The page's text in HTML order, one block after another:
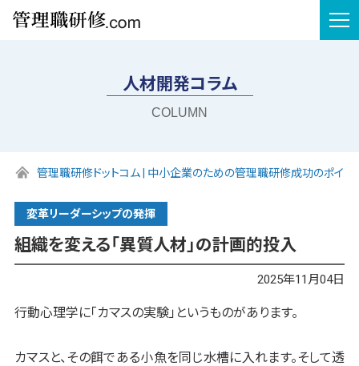
人材開発コラム
COLUMN
管理職研修ドットコム | 中小企業のための管理職研修成功のポイン
変革リーダーシップの発揮
組織を変える「異質人材」の計画的投入
2025年11月04日
行動心理学に「カマスの実験」というものがあります。
カマスと、その餌である小魚を同じ水槽に入れます。そして透